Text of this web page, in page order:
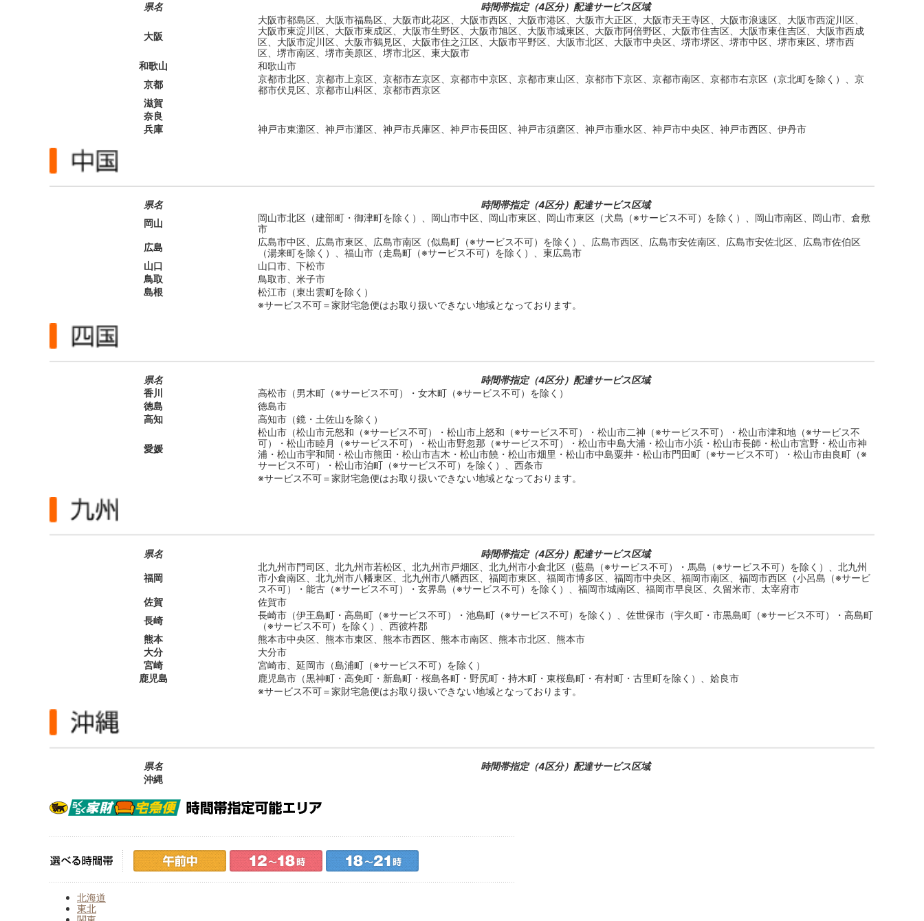
県名 時間帯指定（4区分）配達サービス区域
大阪
大阪市都島区、大阪市福島区、大阪市此花区、大阪市西区、大阪市港区、大阪市大正区、大阪市天王寺区、大阪市浪速区、大阪市西淀川区、
大阪市東淀川区、大阪市東成区、大阪市生野区、大阪市旭区、大阪市城東区、大阪市阿倍野区、大阪市住吉区、大阪市東住吉区、大阪市西成
区、大阪市淀川区、大阪市鶴見区、大阪市住之江区、大阪市平野区、大阪市北区、大阪市中央区、堺市堺区、堺市中区、堺市東区、堺市西
区、堺市南区、堺市美原区、堺市北区、東大阪市
和歌山
和歌山市
京都
京都市北区、京都市上京区、京都市左京区、京都市中京区、京都市東山区、京都市下京区、京都市南区、京都市右京区（京北町を除く）、京
都市伏見区、京都市山科区、京都市西京区
滋賀
奈良
兵庫
神戸市東灘区、神戸市灘区、神戸市兵庫区、神戸市長田区、神戸市須磨区、神戸市垂水区、神戸市中央区、神戸市西区、伊丹市
県名
時間帯指定（4区分）配達サービス区域
岡山
岡山市北区（建部町・御津町を除く）、岡山市中区、岡山市東区、岡山市東区（犬島（※サービス不可）を除く）、岡山市南区、岡山市、倉敷
市
広島
広島市中区、広島市東区、広島市南区（似島町（※サービス不可）を除く）、広島市西区、広島市安佐南区、広島市安佐北区、広島市佐伯区
（湯来町を除く）、福山市（走島町（※サービス不可）を除く）、東広島市
山口
山口市、下松市
鳥取
鳥取市、米子市
島根
松江市（東出雲町を除く）
※サービス不可＝家財宅急便はお取り扱いできない地域となっております。
県名
時間帯指定（4区分）配達サービス区域
香川
高松市（男木町（※サービス不可）・女木町（※サービス不可）を除く）
徳島
徳島市
高知
高知市（鏡・土佐山を除く）
愛媛
松山市（松山市元怒和（※サービス不可）・松山市上怒和（※サービス不可）・松山市二神（※サービス不可）・松山市津和地（※サービス不
可）・松山市睦月（※サービス不可）・松山市野忽那（※サービス不可）・松山市中島大浦・松山市小浜・松山市長師・松山市宮野・松山市神
浦・松山市宇和間・松山市熊田・松山市吉木・松山市饒・松山市畑里・松山市中島粟井・松山市門田町（※サービス不可）・松山市由良町（※
サービス不可）・松山市泊町（※サービス不可）を除く）、西条市
※サービス不可＝家財宅急便はお取り扱いできない地域となっております。
県名 時間帯指定（4区分）配達サービス区域
福岡
北九州市門司区、北九州市若松区、北九州市戸畑区、北九州市小倉北区（藍島（※サービス不可）・馬島（※サービス不可）を除く）、北九州
市小倉南区、北九州市八幡東区、北九州市八幡西区、福岡市東区、福岡市博多区、福岡市中央区、福岡市南区、福岡市西区（小呂島（※サービ
ス不可）・能古（※サービス不可）・玄界島（※サービス不可）を除く）、福岡市城南区、福岡市早良区、久留米市、太宰府市
佐賀
佐賀市
長崎
長崎市（伊王島町・高島町（※サービス不可）・池島町（※サービス不可）を除く）、佐世保市（宇久町・市黒島町（※サービス不可）・高島町
（※サービス不可）を除く）、西彼杵郡
熊本
熊本市中央区、熊本市東区、熊本市西区、熊本市南区、熊本市北区、熊本市
大分
大分市
宮崎
宮崎市、延岡市（島浦町（※サービス不可）を除く）
鹿児島
鹿児島市（黒神町・高免町・新島町・桜島各町・野尻町・持木町・東桜島町・有村町・古里町を除く）、姶良市
※サービス不可＝家財宅急便はお取り扱いできない地域となっております。
県名
時間帯指定（4区分）配達サービス区域
沖縄
北海道
東北